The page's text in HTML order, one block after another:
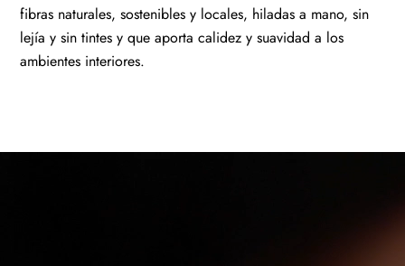
fibras naturales, sostenibles y locales, hiladas a mano, sin
lejía y sin tintes y que aporta calidez y suavidad a los
ambientes interiores.